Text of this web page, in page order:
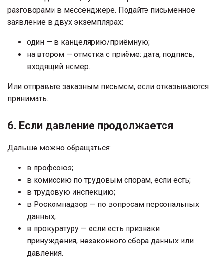
разговорами в мессенджере. Подайте письменное
заявление в двух экземплярах:
один — в канцелярию/приёмную;
на втором — отметка о приёме: дата, подпись,
входящий номер.
Или отправьте заказным письмом, если отказываются
принимать.
6. Если давление продолжается
Дальше можно обращаться:
в профсоюз;
в комиссию по трудовым спорам, если есть;
в трудовую инспекцию;
в Роскомнадзор — по вопросам персональных
данных;
в прокуратуру — если есть признаки
принуждения, незаконного сбора данных или
давления.